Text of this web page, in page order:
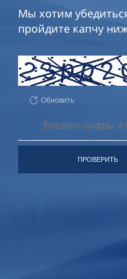
Мы хотим
пройдите капчу
Обновить
ПРОВЕРИТЬ